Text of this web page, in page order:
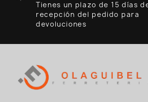
Tienes un plazo de 15 días
recepción del pedido para
devoluciones